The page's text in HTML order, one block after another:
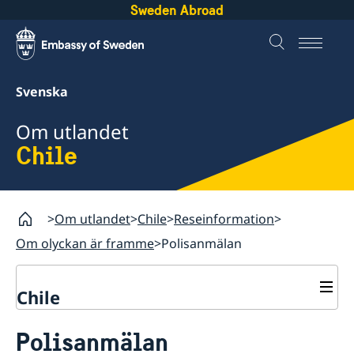
Sweden Abroad
Svenska
Om utlandet
Chile
Om utlandet Chile Reseinformation
Om olyckan är framme Polisanmälan
Chile
Hjälp till svenskar i Chile
Polisanmälan